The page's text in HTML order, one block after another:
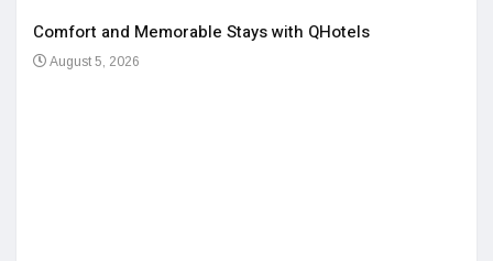
Comfort and Memorable Stays with QHotels
August 5, 2026